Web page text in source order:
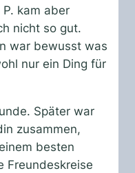
kam aber
nicht so gut.
war bewusst was
nur ein Ding für
Später war
zusammen,
besten
Freundeskreise